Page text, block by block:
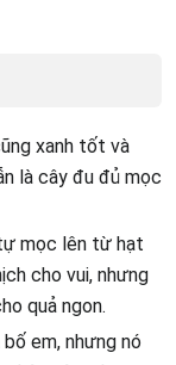
xanh tốt và
là cây đu đủ mọc
mọc lên từ hạt
cho vui, nhưng
quả ngon.
em, nhưng nó